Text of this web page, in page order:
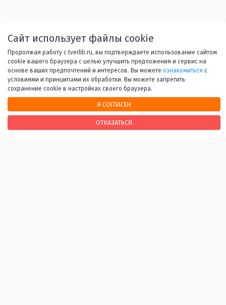
Назад 1 ... 7 8
11 ... 45 Вперед
Сайт использует файлы cookie
Продолжая работу с tverlib.ru, вы подтверждаете использование сайтом
cookie вашего браузера с целью улучшить предложения и сервис на
основе ваших предпочтений и интересов. Вы можете ознакомиться с
условиями и принципами их обработки. Вы можете запретить
сохранение cookie в настройках своего браузера.
Я СОГЛАСЕН
ОТКАЗАТЬСЯ